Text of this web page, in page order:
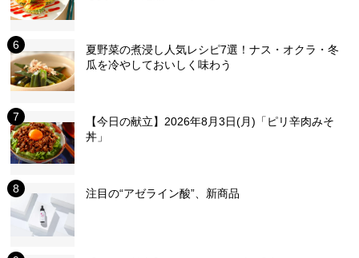
夏野菜の煮浸し人気レシピ7選！ナス・オクラ・冬
瓜を冷やしておいしく味わう
【今日の献立】2026年8月3日(月)「ピリ辛肉みそ
丼」
注目の“アゼライン酸”、新商品